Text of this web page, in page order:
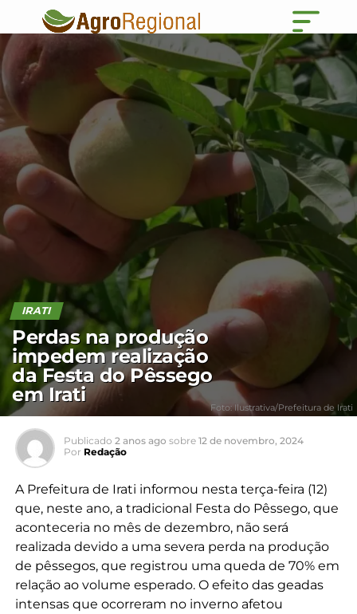
IRATI
Perdas na produção
impedem realização
da Festa do Pêssego
em Irati
Foto: Ilustrativa/Prefeitura de Irati
Publicado 2 anos ago sobre 12 de novembro, 2024
Por Redação
A Prefeitura de Irati informou nesta terça-feira (12)
que, neste ano, a tradicional Festa do Pêssego, que
aconteceria no mês de dezembro, não será
realizada devido a uma severa perda na produção
de pêssegos, que registrou uma queda de 70% em
relação ao volume esperado. O efeito das geadas
intensas que ocorreram no inverno afetou